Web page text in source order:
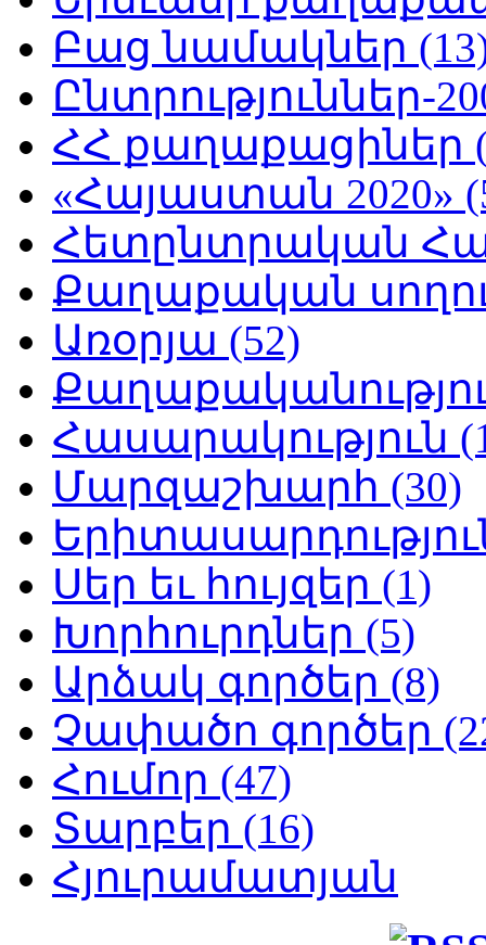
Բաց նամակներ
Ընտրություններ-
ՀՀ քաղաքացիներ
«Հայաստան 2020»
Հետընտրական
Քաղաքական
Առօրյա (52)
Հասարակություն
Մարզաշխարհ (30)
Սեր եւ հույզեր (1)
Խորհուրդներ (5)
Արձակ գործեր (8)
Չափածո գործեր
Հումոր (47)
Տարբեր (16)
Հյուրամատյան